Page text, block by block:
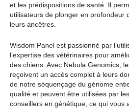
et les prédispositions de santé. Il
utilisateurs de plonger en profondeur
leurs ancêtres.
Wisdom Panel est passionné par
l’expertise des vétérinaires pour
des chiens. Avec Nebula Genomics,
reçoivent un accès complet à leurs
de notre séquençage du génome
qualité et peuvent être utilisées par
conseillers en génétique, ce qui vous